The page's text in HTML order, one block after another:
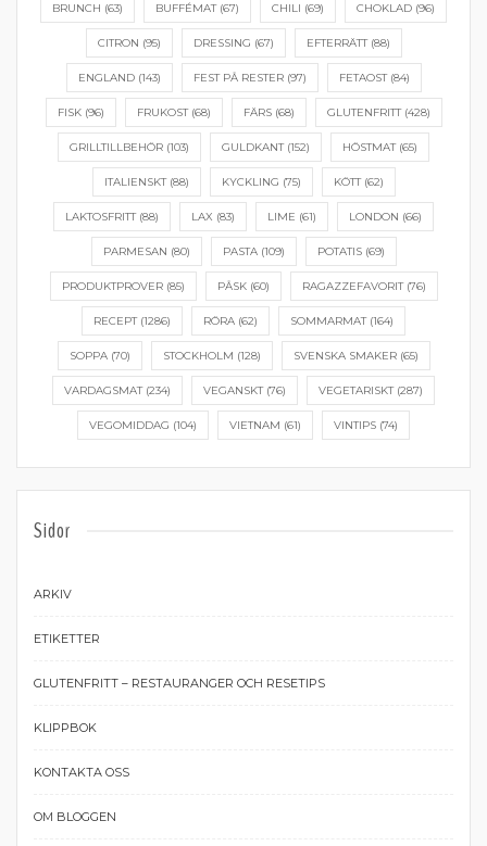
BRUNCH (63) BUFFÉMAT(67) CHILI (69) CHOKLAD (96)
CITRON (95) DRESSING (67) EFTERRÄTT(88)
ENGLAND(143) FEST PÅ RESTER(97) FETAOST(84)
FISK(96) FRUKOST(68) FÄRS(68) GLUTENFRITT(428)
GRILLTILLBEHÖR (103) GULDKANT(152) HÖSTMAT(65)
ITALIENSKT(88) KYCKLING (75) KÖTT(62)
LAKTOSFRITT(88) LAX (83) LIME (61) LONDON (66)
PARMESAN (80) PASTA(109) POTATIS(69)
PRODUKTPROVER(85) PÅSK(60) RAGAZZEFAVORIT(76)
RECEPT(1286) RÖRA (62) SOMMARMAT(164)
SOPPA(70) STOCKHOLM (128) SVENSKA SMAKER(65)
VARDAGSMAT(234) VEGANSKT(76) VEGETARISKT(287)
VEGOMIDDAG (104) VIETNAM (61) VINTIPS (74)
Sidor
ARKIV
ETIKETTER
GLUTENFRITT – RESTAURANGER OCH RESETIPS
KLIPPBOK
KONTAKTA OSS
OM BLOGGEN